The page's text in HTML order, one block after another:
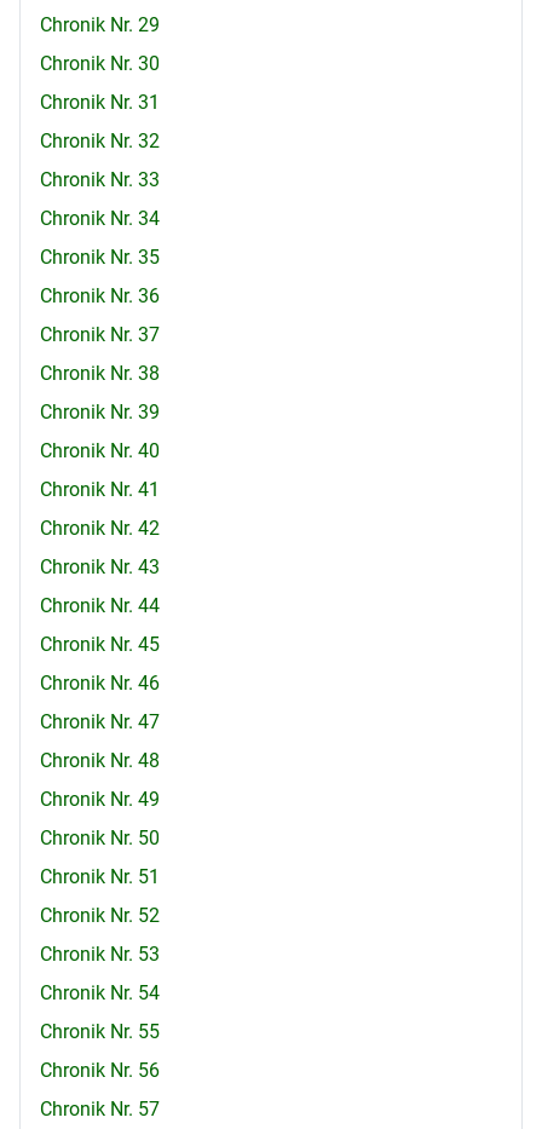
Chronik Nr. 29
Chronik Nr. 30
Chronik Nr. 31
Chronik Nr. 32
Chronik Nr. 33
Chronik Nr. 34
Chronik Nr. 35
Chronik Nr. 36
Chronik Nr. 37
Chronik Nr. 38
Chronik Nr. 39
Chronik Nr. 40
Chronik Nr. 41
Chronik Nr. 42
Chronik Nr. 43
Chronik Nr. 44
Chronik Nr. 45
Chronik Nr. 46
Chronik Nr. 47
Chronik Nr. 48
Chronik Nr. 49
Chronik Nr. 50
Chronik Nr. 51
Chronik Nr. 52
Chronik Nr. 53
Chronik Nr. 54
Chronik Nr. 55
Chronik Nr. 56
Chronik Nr. 57